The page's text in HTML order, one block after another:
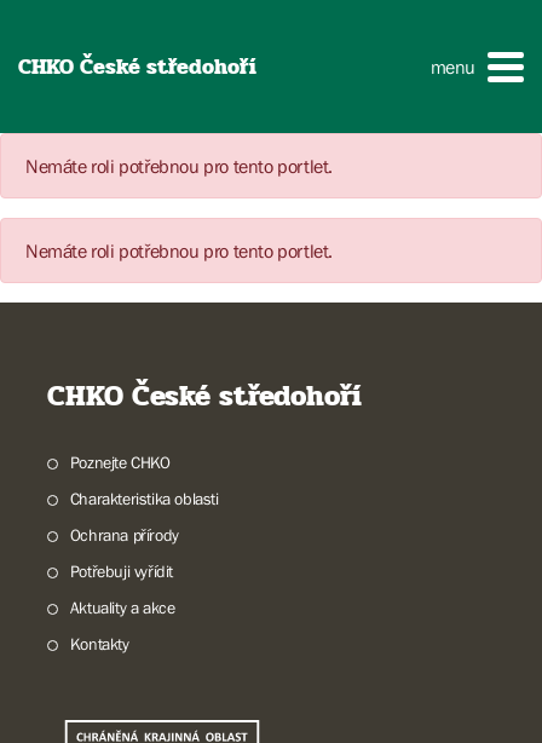
CHKO České středohoří menu
Nemáte roli potřebnou pro tento portlet.
Nemáte roli potřebnou pro tento portlet.
CHKO České středohoří
Poznejte CHKO
Charakteristika oblasti
Ochrana přírody
Potřebuji vyřídit
Aktuality a akce
Kontakty